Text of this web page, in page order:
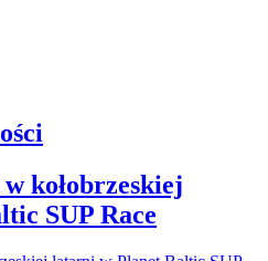
kołobrzeskiej
SUP Race